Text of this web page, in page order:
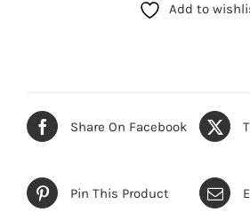
Add to
Share On Facebook
Pin This Product